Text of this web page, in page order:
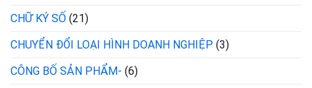
CHỮ KÝ SỐ (21)
CHUYỂN ĐỔI LOẠI HÌNH DOANH NGHIỆP (3)
CÔNG BỐ SẢN PHẨM- (6)